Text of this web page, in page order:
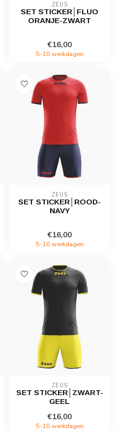
ZEUS
SET STICKER│FLUO
ORANJE-ZWART
€16,00
5-10 werkdagen
ZEUS
SET STICKER│ROOD-
NAVY
€16,00
5-10 werkdagen
ZEUS
SET STICKER│ZWART-
GEEL
€16,00
5-10 werkdagen